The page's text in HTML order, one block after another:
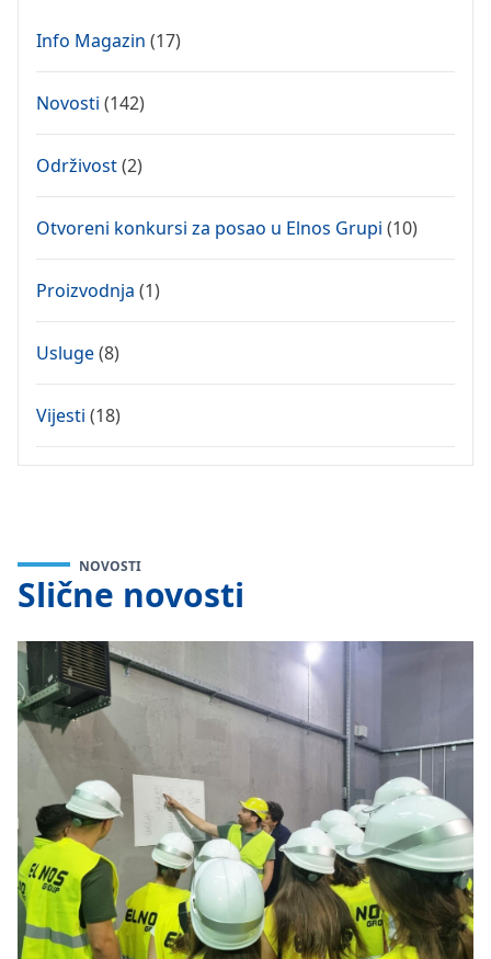
Info Magazin (17)
Novosti (142)
Održivost(2)
Otvoreni konkursi za posao u Elnos Grupi (10)
Proizvodnja (1)
Usluge(8)
Vijesti (18)
NOVOSTI
Slične novosti